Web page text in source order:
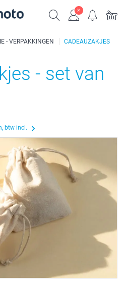
- VERPAKKINGEN CADEAUZAKJES
- set van
btw incl.